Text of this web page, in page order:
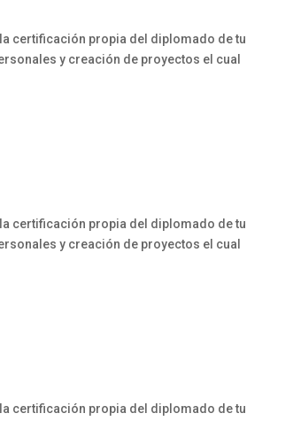
certificación propia del diplomado de tu
y creación de proyectos el cual
certificación propia del diplomado de tu
y creación de proyectos el cual
certificación propia del diplomado de tu